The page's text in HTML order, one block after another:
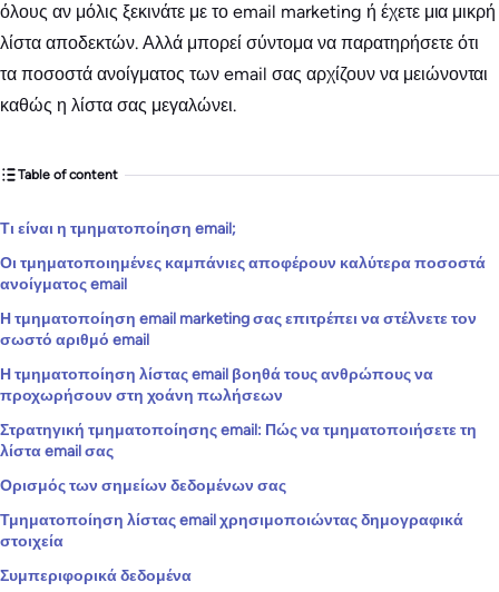
όλους αν μόλις ξεκινάτε με το email marketing ή έχετε μια μικρή
λίστα αποδεκτών. Αλλά μπορεί σύντομα να παρατηρήσετε ότι
τα ποσοστά ανοίγματος των email σας αρχίζουν να μειώνονται
καθώς η λίστα σας μεγαλώνει.
Table of content
Τι είναι η τμηματοποίηση email;
Οι τμηματοποιημένες καμπάνιες αποφέρουν καλύτερα ποσοστά
ανοίγματος email
Η τμηματοποίηση email marketing σας επιτρέπει να στέλνετε τον
σωστό αριθμό email
Η τμηματοποίηση λίστας email βοηθά τους ανθρώπους να
προχωρήσουν στη χοάνη πωλήσεων
Στρατηγική τμηματοποίησης email: Πώς να τμηματοποιήσετε τη
λίστα email σας
Ορισμός των σημείων δεδομένων σας
Τμηματοποίηση λίστας email χρησιμοποιώντας δημογραφικά
στοιχεία
Συμπεριφορικά δεδομένα